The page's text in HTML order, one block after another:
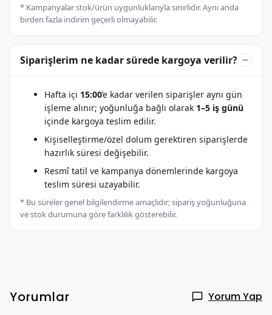
* Kampanyalar stok/ürün uygunluklarıyla sınırlıdır. Aynı anda
birden fazla indirim geçerli olmayabilir.
Siparişlerim ne kadar sürede kargoya verilir?
Hafta içi 15:00’e kadar verilen siparişler aynı gün
işleme alınır; yoğunluğa bağlı olarak 1–5 iş günü
içinde kargoya teslim edilir.
Kişiselleştirme/özel dolum gerektiren siparişlerde
hazırlık süresi değişebilir.
Resmî tatil ve kampanya dönemlerinde kargoya
teslim süresi uzayabilir.
* Bu süreler genel bilgilendirme amaçlıdır; sipariş yoğunluğuna
ve stok durumuna göre farklılık gösterebilir.
Yorumlar Yorum Yap